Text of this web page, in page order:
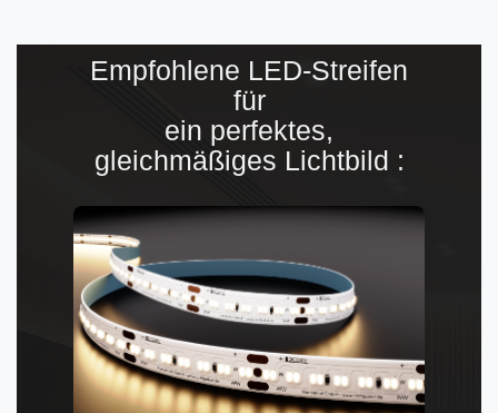
Empfohlene LED-Streifen
für
ein perfektes,
gleichmäßiges Lichtbild :